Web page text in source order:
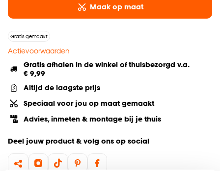
Maak op maat
Gratis gemaakt
Actievoorwaarden
Gratis afhalen in de winkel of thuisbezorgd v.a.
€ 9,99
Altijd de laagste prijs
Speciaal voor jou op maat gemaakt
Advies, inmeten & montage bij je thuis
Deel jouw product & volg ons op social